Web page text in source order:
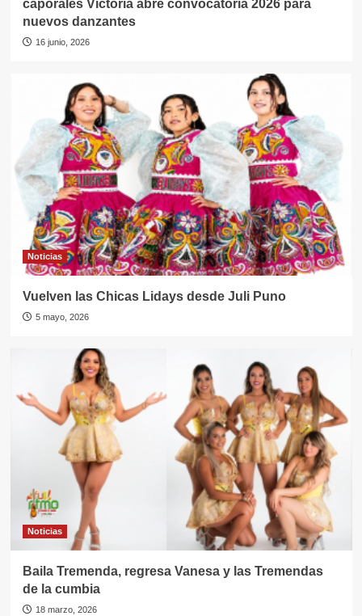
caporales Victoria abre convocatoria 2026 para
nuevos danzantes
16 junio, 2026
Noticias
Vuelven las Chicas Lidays desde Juli Puno
5 mayo, 2026
Noticias
Baila Tremenda, regresa Vanesa y las Tremendas
de la cumbia
18 marzo, 2026